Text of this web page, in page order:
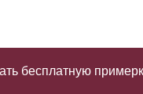
бесплатную